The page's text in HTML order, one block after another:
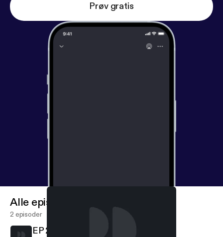
Prøv gratis
Alle episoder
2 episoder
EP 2 • "Being Enough" - #BLR